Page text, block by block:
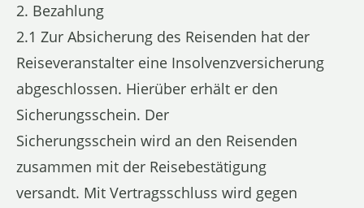
2. Bezahlung
2.1 Zur Absicherung des Reisenden hat der
Reiseveranstalter eine Insolvenzversicherung
abgeschlossen. Hierüber erhält er den
Sicherungsschein. Der
Sicherungsschein wird an den Reisenden
zusammen mit der Reisebestätigung
versandt. Mit Vertragsschluss wird gegen